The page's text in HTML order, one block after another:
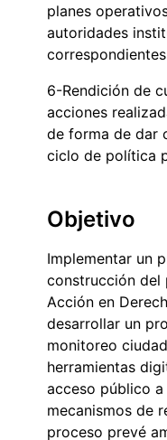
planes
autoridades
6-Rendición de
acciones
de forma de dar
ciclo de política
Objetivo
Implementar un
construcción del
Acción en
desarrollar un
monitoreo
herramientas
acceso público
mecanismos de
proceso prevé